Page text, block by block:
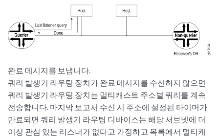
완료 메시지를 보냅니다.
쿼리 발생기 라우팅 장치가 완료 메시지를 수신하지 않으면
쿼리 발생기 라우팅 장치는 멀티캐스트 주소별 쿼리를 계속
전송합니다. 마지막 보고서 수신 시 주소에 설정된 타이머가
만료되면 쿼리 발생기 라우팅 디바이스는 해당 서브넷에 더
이상 관심 있는 리스너가 없다고 가정하고 목록에서 멀티캐